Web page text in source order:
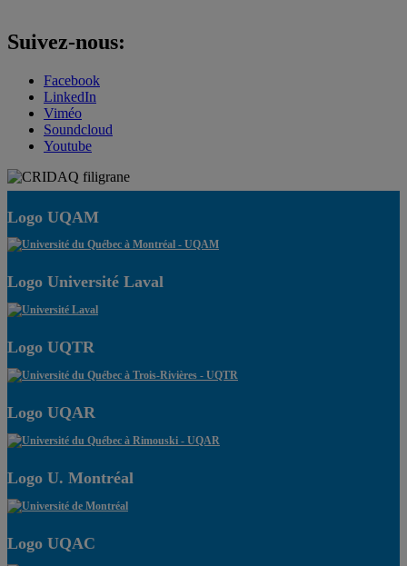
Suivez-nous:
Facebook
LinkedIn
Viméo
Soundcloud
Youtube
Logo UQAM
Logo Université Laval
Logo UQTR
Logo UQAR
Logo U. Montréal
Logo UQAC